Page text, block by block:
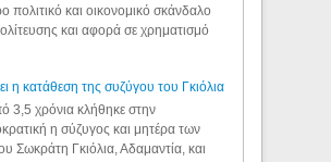
πολιτικό και οικονομικό σκάνδαλο
και αφορά σε χρηματισμό
η κατάθεση της συζύγου του Γκιόλια
3,5 χρόνια κλήθηκε στην
η σύζυγος και μητέρα των
Σωκράτη Γκιόλια, Αδαμαντία, και